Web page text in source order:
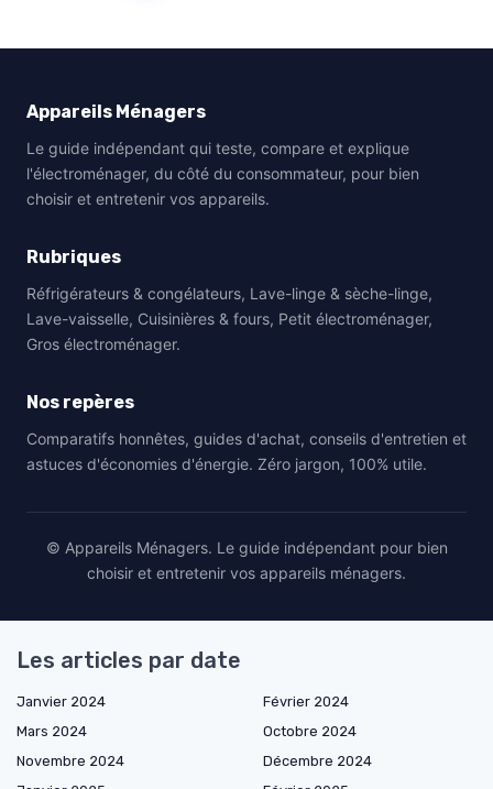
Appareils Ménagers
Le guide indépendant qui teste, compare et explique
l'électroménager, du côté du consommateur, pour bien
choisir et entretenir vos appareils.
Rubriques
Réfrigérateurs & congélateurs, Lave-linge & sèche-linge,
Lave-vaisselle, Cuisinières & fours, Petit électroménager,
Gros électroménager.
Nos repères
Comparatifs honnêtes, guides d'achat, conseils d'entretien et
astuces d'économies d'énergie. Zéro jargon, 100% utile.
© Appareils Ménagers. Le guide indépendant pour bien
choisir et entretenir vos appareils ménagers.
Les articles par date
Janvier 2024
Février 2024
Mars 2024
Octobre 2024
Novembre 2024
Décembre 2024